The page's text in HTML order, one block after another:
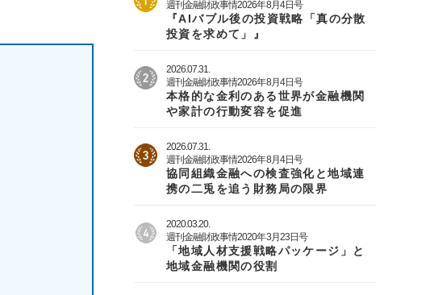
週刊金融財政事情2026年8月4日号
『AIバブル後の投資戦略「真の分散
投資を求めて」』
2026.07.31.
週刊金融財政事情2026年8月4日号
本格的な金利のある世界が金融機関
や家計の行動変容を促進
2026.07.31.
週刊金融財政事情2026年8月4日号
協同組織金融への検査強化と地域連
携の二兎を追う財務局の限界
2020.03.20.
週刊金融財政事情2020年3月23日号
「地域人材支援戦略パッケージ」と
地域金融機関の役割